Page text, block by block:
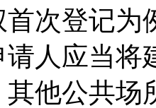
首次登记
人应当将
他公共场